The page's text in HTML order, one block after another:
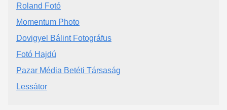
Roland Fotó
Momentum Photo
Dovigyel Bálint Fotográfus
Fotó Hajdú
Pazar Média Betéti Társaság
Lessátor